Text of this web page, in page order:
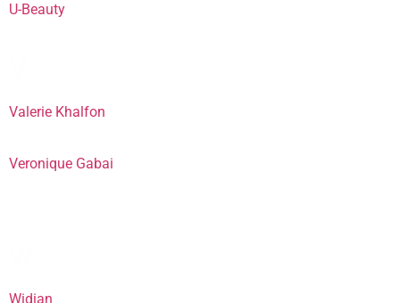
U-Beauty
Valerie Khalfon
Veronique Gabai
Widian